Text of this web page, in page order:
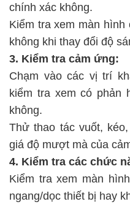
chính xác không.
Kiểm tra xem màn
không khi thay đổi độ
3. Kiểm tra cảm ứng:
Chạm vào các vị trí
kiểm tra xem có phản
không.
Thử thao tác vuốt,
giá độ mượt mà của
4. Kiểm tra các chức
Kiểm tra xem màn
ngang/dọc thiết bị hay